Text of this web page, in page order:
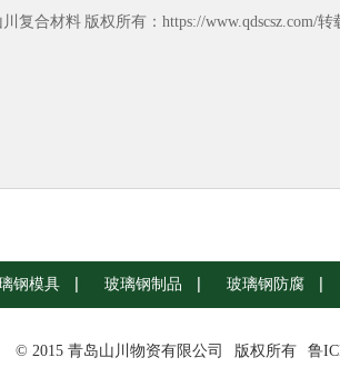
川复合材料 版权所有：https://www.qdscsz.com/
钢模具 玻璃钢制品 玻璃钢防腐
© 2015 青岛山川物资有限公司 版权所有 鲁